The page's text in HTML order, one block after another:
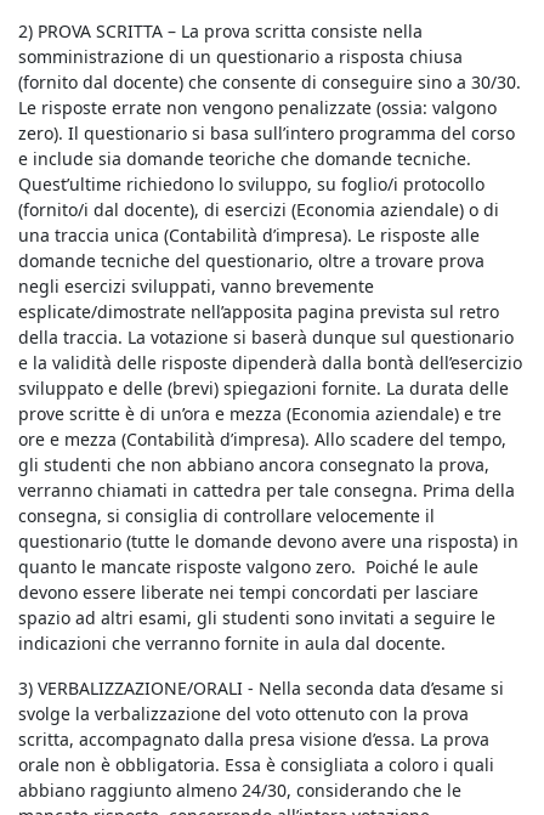
2) PROVA SCRITTA – La prova scritta consiste nella
somministrazione di un questionario a risposta chiusa
(fornito dal docente) che consente di conseguire sino a 30/30.
Le risposte errate non vengono penalizzate (ossia: valgono
zero). Il questionario si basa sull’intero programma del corso
e include sia domande teoriche che domande tecniche.
Quest’ultime richiedono lo sviluppo, su foglio/i protocollo
(fornito/i dal docente), di esercizi (Economia aziendale) o di
una traccia unica (Contabilità d’impresa). Le risposte alle
domande tecniche del questionario, oltre a trovare prova
negli esercizi sviluppati, vanno brevemente
esplicate/dimostrate nell’apposita pagina prevista sul retro
della traccia. La votazione si baserà dunque sul questionario
e la validità delle risposte dipenderà dalla bontà dell’esercizio
sviluppato e delle (brevi) spiegazioni fornite. La durata delle
prove scritte è di un’ora e mezza (Economia aziendale) e tre
ore e mezza (Contabilità d’impresa). Allo scadere del tempo,
gli studenti che non abbiano ancora consegnato la prova,
verranno chiamati in cattedra per tale consegna. Prima della
consegna, si consiglia di controllare velocemente il
questionario (tutte le domande devono avere una risposta) in
quanto le mancate risposte valgono zero. Poiché le aule
devono essere liberate nei tempi concordati per lasciare
spazio ad altri esami, gli studenti sono invitati a seguire le
indicazioni che verranno fornite in aula dal docente.
3) VERBALIZZAZIONE/ORALI - Nella seconda data d’esame si
svolge la verbalizzazione del voto ottenuto con la prova
scritta, accompagnato dalla presa visione d’essa. La prova
orale non è obbligatoria. Essa è consigliata a coloro i quali
abbiano raggiunto almeno 24/30, considerando che le